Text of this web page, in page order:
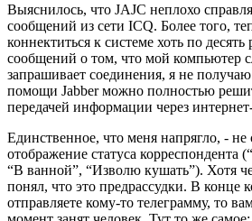
Выяснилось, что JAJC неплохо
сообщений из сети ICQ. Более того,
коннектиться к системе хоть по
сообщений о том, что мой компьютер
запрашивает соединения, я не
помощи Jabber можно полностью
передачей информации через
Единственное, что меня напрягло, - не
отображение статуса корреспондента
“В ванной”, “Изволю кушать”). Хотя
понял, что это предрассудки. В конце
отправляете кому-то телеграмму, то